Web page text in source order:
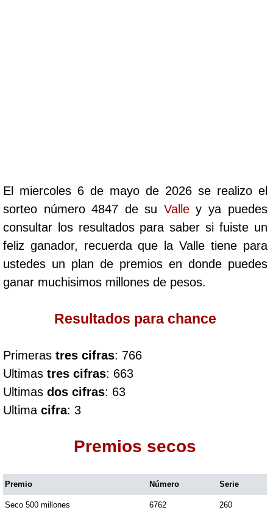
Cafeterito Noche
Caribeña Día
Caribeña Noche
Culona día
Culona noche
Dorado Mañana
El miercoles 6 de mayo de 2026 se realizo el
sorteo número 4847 de su Valley ya puedes
consultar los resultados para saber si fuiste un
feliz ganador, recuerda que la Valle tiene para
ustedes un plan de premios en donde puedes
ganar muchisimos millones de pesos.
Resultados para chance
Primeras tres cifras: 766
Ultimas tres cifras: 663
Ultimas dos cifras: 63
Ultima cifra: 3
Premios secos
Premio Número Serie
Seco 500 millones 6762 260